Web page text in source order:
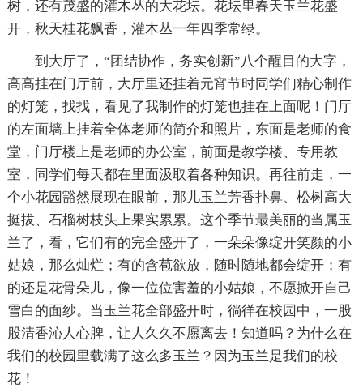
树，还有茂盛的灌木丛的大花坛。花坛里春天玉兰花盛
开，秋天桂花飘香，灌木丛一年四季常绿。
到大厅了，“团结协作，务实创新”八个醒目的大字，
高高挂在门厅前，大厅里还挂着元宵节时同学们精心制作
的灯笼，找找，看见了我制作的灯笼也挂在上面呢！门厅
的左面墙上挂着全体老师的简介和照片，东面是老师的食
堂，门厅楼上是老师的办公室，前面是教学楼、专用教
室，同学们每天都在里面汲取着各种知识。再往前走，一
个小花园豁然展现在眼前，那儿玉兰芳香扑鼻、松树高大
挺拔、石榴树枝头上果实累累。这个季节最美丽的当属玉
兰了，看，它们有的完全盛开了，一朵朵像绽开笑颜的小
姑娘，那么灿烂；有的含苞欲放，随时随地都会绽开；有
的还是花骨朵儿，像一位位害羞的小姑娘，不愿掀开自己
雪白的面纱。当玉兰花全部盛开时，徜徉在校园中，一股
股清香沁人心脾，让人久久不愿离去！知道吗？为什么在
我们的校园里载满了这么多玉兰？因为玉兰是我们的校
花！